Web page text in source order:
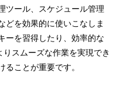
ツール、スケジュール管理
どを効果的に使いこなしま
ーを習得したり、効率的な
スムーズな作業を実現でき
ることが重要です。